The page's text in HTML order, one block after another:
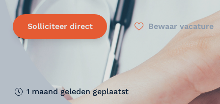
Solliciteer direct Bewaar vacature
1 maand geleden geplaatst